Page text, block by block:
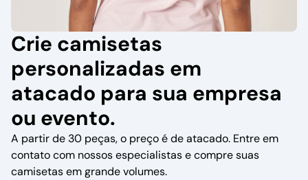
Crie camisetas
personalizadas em
atacado para sua empresa
ou evento.
A partir de 30 peças, o preço é de atacado. Entre em
contato com nossos especialistas e compre suas
camisetas em grande volumes.